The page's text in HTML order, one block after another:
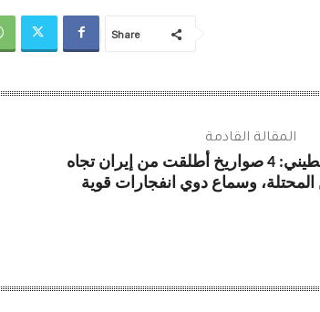
Share
المقالة القادمة
عاجل| إعلام فلسطيني: 4 صواريخ أطلقت من إيران تجاه
وسماع دوي انفجارات قوية